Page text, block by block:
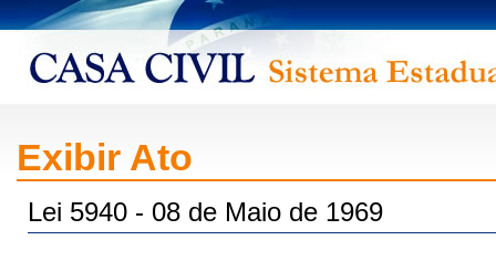
Exibir Ato
Lei 5940 - 08 de Maio de 1969